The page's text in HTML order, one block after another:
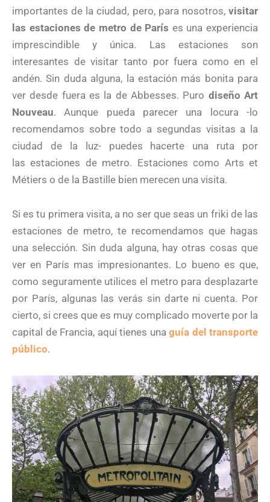
importantes de la ciudad, pero, para nosotros, visitar
las estaciones de metro de París es una experiencia
imprescindible y única. Las estaciones son
interesantes de visitar tanto por fuera como en el
andén. Sin duda alguna, la estación más bonita para
ver desde fuera es la de Abbesses. Puro diseño Art
Nouveau. Aunque pueda parecer una locura -lo
recomendamos sobre todo a segundas visitas a la
ciudad de la luz- puedes hacerte una ruta por
las estaciones de metro. Estaciones como Arts et
Métiers o de la Bastille bien merecen una visita.
Si es tu primera visita, a no ser que seas un friki de las
estaciones de metro, te recomendamos que hagas
una selección. Sin duda alguna, hay otras cosas que
ver en París mas impresionantes. Lo bueno es que,
como seguramente utilices el metro para desplazarte
por París, algunas las verás sin darte ni cuenta. Por
cierto, si crees que es muy complicado moverte por la
capital de Francia, aquí tienes una guía del transporte
público.